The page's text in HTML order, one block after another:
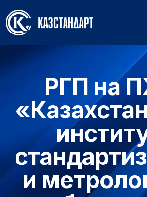
РГП на
и